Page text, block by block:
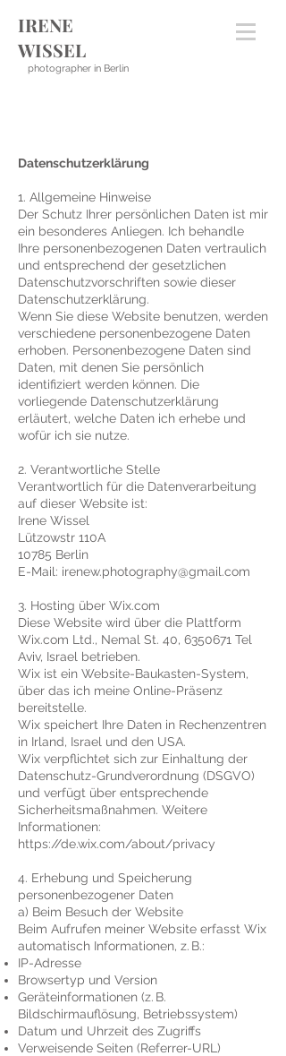
IRENE
WISSEL
photographer in Berlin
Datenschutzerklärung
1. Allgemeine Hinweise
Der Schutz Ihrer persönlichen Daten ist mir
ein besonderes Anliegen. Ich behandle
Ihre personenbezogenen Daten vertraulich
und entsprechend der gesetzlichen
Datenschutzvorschriften sowie dieser
Datenschutzerklärung.
Wenn Sie diese Website benutzen, werden
verschiedene personenbezogene Daten
erhoben. Personenbezogene Daten sind
Daten, mit denen Sie persönlich
identifiziert werden können. Die
vorliegende Datenschutzerklärung
erläutert, welche Daten ich erhebe und
wofür ich sie nutze.
2. Verantwortliche Stelle
Verantwortlich für die Datenverarbeitung
auf dieser Website ist:
Irene Wissel
Lützowstr 110A
10785 Berlin
E-Mail: irenew.photography@gmail.com
3. Hosting über Wix.com
Diese Website wird über die Plattform
Wix.com Ltd., Nemal St. 40, 6350671 Tel
Aviv, Israel betrieben.
Wix ist ein Website-Baukasten-System,
über das ich meine Online-Präsenz
bereitstelle.
Wix speichert Ihre Daten in Rechenzentren
in Irland, Israel und den USA.
Wix verpflichtet sich zur Einhaltung der
Datenschutz-Grundverordnung (DSGVO)
und verfügt über entsprechende
Sicherheitsmaßnahmen. Weitere
Informationen:
https://de.wix.com/about/privacy
4. Erhebung und Speicherung
personenbezogener Daten
a) Beim Besuch der Website
Beim Aufrufen meiner Website erfasst Wix
automatisch Informationen, z. B.:
IP-Adresse
Browsertyp und Version
Geräteinformationen (z. B.
Bildschirmauflösung, Betriebssystem)
Datum und Uhrzeit des Zugriffs
Verweisende Seiten (Referrer-URL)